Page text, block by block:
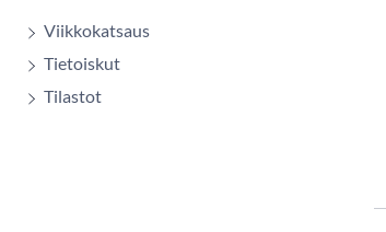
Viikkokatsaus
Tietoiskut
Tilastot